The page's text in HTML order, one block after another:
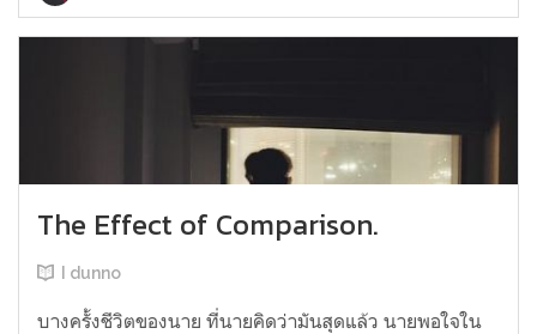
The Effect of Comparison.
I dunno
บางครั้งชีวิตของนาย ที่นายคิดว่ามันสุดแล้ว นายพอใจใน